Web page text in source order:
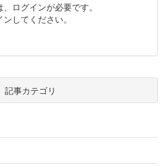
ログインが必要です。
してください。
記事カテゴリ